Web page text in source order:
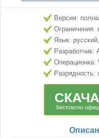
Версия:
Ограничения:
Язык:
Разработчик:
Операционка:
Бесплатно